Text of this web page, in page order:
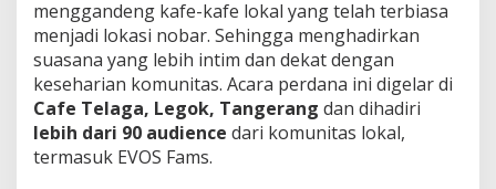
u
a
t
I
n
t
e
r
menggandeng kafe-kafe lokal yang telah terbiasa
menjadi lokasi nobar. Sehingga menghadirkan
suasana yang lebih intim dan dekat dengan
keseharian komunitas. Acara perdana ini digelar di
Cafe Telaga, Legok, Tangerang dan dihadiri
lebih dari 90 audience dari komunitas lokal,
termasuk EVOS Fams.